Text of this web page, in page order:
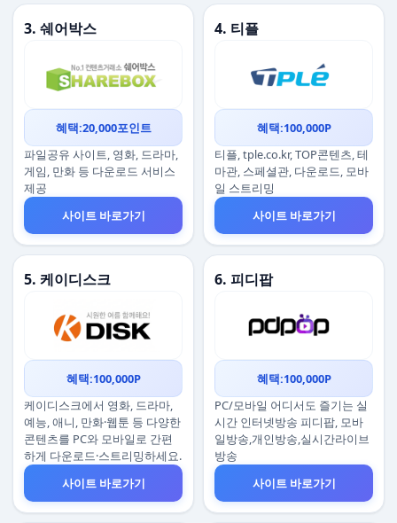
3. 쉐어박스
혜택:20,000포인트
파일공유 사이트, 영화, 드라마,
게임, 만화 등 다운로드 서비스
제공
사이트 바로가기
4. 티플
혜택:100,000P
티플, tple.co.kr, TOP콘텐츠, 테
마관, 스페셜관, 다운로드, 모바
일 스트리밍
사이트 바로가기
5. 케이디스크
혜택:100,000P
케이디스크에서 영화, 드라마,
예능, 애니, 만화·웹툰 등 다양한
콘텐츠를 PC와 모바일로 간편
하게 다운로드·스트리밍하세요.
사이트 바로가기
6. 피디팝
혜택:100,000P
PC/모바일 어디서도 즐기는 실
시간 인터넷방송 피디팝, 모바
일방송,개인방송,실시간라이브
방송
사이트 바로가기